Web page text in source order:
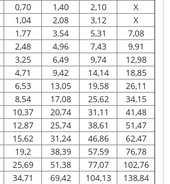
0,70 1,40 2,10
X
1,04 2,08 3,12
X
1,77 3,54 5,31
7,08
2,48 4,96 7,43
9,91
3,25 6,49 9,74
12,98
4,71 9,42 14,14
18,85
6,53 13,05 19,58
26,11
8,54 17,08 25,62
34,15
10,37 20,74 31,11
41,48
12,87 25,74 38,61
51,47
15,62 31,24 46,86
62,47
19,2 38,39 57,59
76,78
25,69 51,38 77,07
102,76
34,71 69,42 104,13
138,84